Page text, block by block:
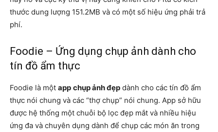
thước dung lượng 151.2MB và có một số hiệu ứng phải trả
phí.
Foodie – Ứng dụng chụp ảnh dành cho
tín đồ ẩm thực
Foodie là một app chụp ảnh đẹp dành cho các tín đồ ẩm
thực nói chung và các “thợ chụp” nói chung. App sở hữu
được hệ thống một chuỗi bộ lọc đẹp mắt và nhiều hiệu
ứng đa và chuyên dụng dành để chụp các món ăn trong